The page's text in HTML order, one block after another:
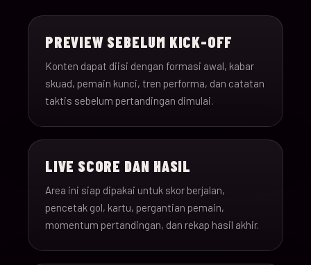
26
014
26
12:00 Spain v Cape Verde
15-Jun-
26
Iran v New Zealand
016
15-Jun-
12:00
017
16-Jun-
15:00 France v Senegal
PREVIEW SEBELUM KICK-OFF
Konten dapat diisi dengan formasi awal, kabar
skuad, pemain kunci, tren performa, dan catatan
taktis sebelum pertandingan dimulai.
LIVE SCORE DAN HASIL
Area ini siap dipakai untuk skor berjalan,
pencetak gol, kartu, pergantian pemain,
momentum pertandingan, dan rekap hasil akhir.